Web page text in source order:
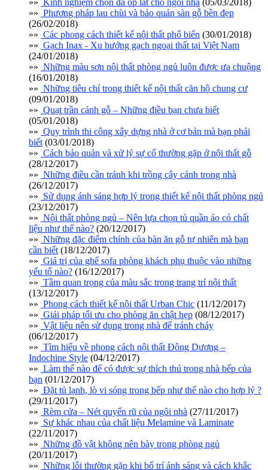
»» Phương pháp lau chùi và bảo quản sàn gỗ bền đẹp
(26/02/2018)
»» Các phong cách thiết kế nội thất phổ biến (30/01/2018)
»» Gạch Inax - Xu hướng gạch ngoại thất tại Việt Nam
(24/01/2018)
»» Những màu sơn nội thất phòng ngủ luôn được ưa chuộng
(16/01/2018)
»» Những tiêu chí trong thiết kế nội thất căn hộ chung cư
(09/01/2018)
»» Quạt trần cánh gỗ – Những điều bạn chưa biết
(05/01/2018)
»» Quy trình thi công xây dựng nhà ở cơ bản mà bạn phải
biết (03/01/2018)
»» Cách bảo quản và xử lý sự cố thường gặp ở nội thất gỗ
(28/12/2017)
»» Những điều cần tránh khi trồng cây cảnh trong nhà
(26/12/2017)
»» Sử dụng ánh sáng hợp lý trong thiết kế nội thất phòng ngủ
(23/12/2017)
»» Nội thất phòng ngủ – Nên lựa chọn tủ quần áo có chất
liệu như thế nào? (20/12/2017)
»» Những đặc điểm chính của bàn ăn gỗ tự nhiên mà bạn
cần biết (18/12/2017)
»» Giá trị của ghế sofa phòng khách phụ thuộc vào những
yếu tố nào? (16/12/2017)
»» Tầm quan trọng của màu sắc trong trang trí nội thất
(13/12/2017)
»» Phong cách thiết kế nội thất Urban Chic (11/12/2017)
»» Giải pháp tối ưu cho phòng ăn chật hẹp (08/12/2017)
»» Vật liệu nên sử dụng trong nhà để tránh cháy
(06/12/2017)
»» Tìm hiểu về phong cách nội thất Đông Dương –
Indochine Style (04/12/2017)
»» Làm thế nào để có được sự thích thú trong nhà bếp của
bạn (01/12/2017)
»» Đặt tủ lạnh, lò vi sóng trong bếp như thế nào cho hợp lý ?
(29/11/2017)
»» Rèm cửa – Nét quyến rũ của ngôi nhà (27/11/2017)
»» Sự khác nhau của chất liệu Melamine và Laminate
(22/11/2017)
»» Những đồ vật không nên bày trong phòng ngủ
(20/11/2017)
»» Những lỗi thường gặp khi bố trí ánh sáng và cách khắc